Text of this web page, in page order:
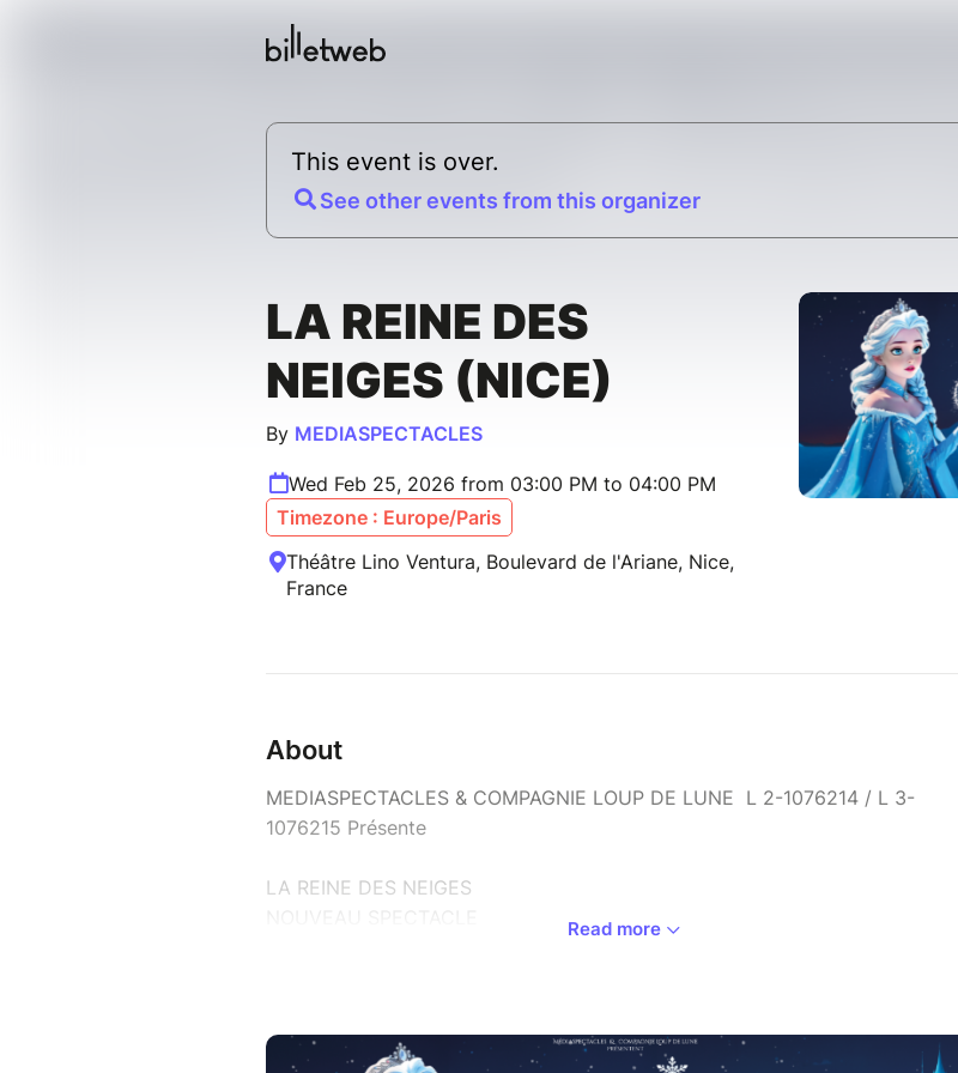
This event is over.
See other events from this organizer
LA REINE DES
NEIGES (NICE)
By MEDIASPECTACLES
Wed Feb 25, 2026 from 03:00 PM to 04:00 PM
Timezone : Europe/Paris
Théâtre Lino Ventura, Boulevard de l'Ariane, Nice,
France
About
MEDIASPECTACLES & COMPAGNIE LOUP DE LUNE L 2-1076214 / L 3-
1076215 Présente
LA REINE DES NEIGES
enchantera aussi tous les parents !
Anna et Elsa, deux sœurs se retrouvent embarquées dans une histoire
Read more